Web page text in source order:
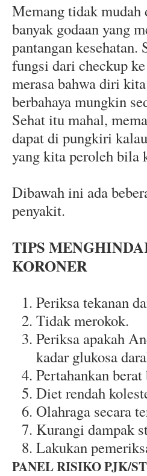
Memang tidak mudah
banyak godaan yang
pantangan
fungsi dari checkup
merasa bahwa diri
berbahaya mungkin
Sehat itu mahal,
dapat di pungkiri
yang kita peroleh bila
Dibawah ini ada
penyakit.
TIPS
KORONER
Periksa tekanan
Tidak merokok.
Periksa apakah
kadar glukosa
Pertahankan
Diet rendah
Olahraga secara
Kurangi dampak
Lakukan
PANEL RISIKO PJK/